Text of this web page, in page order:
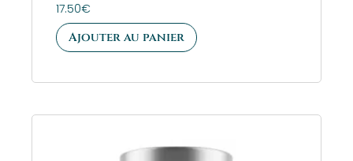
Note
5.00
sur 5
17.50€
Ajouter au panier